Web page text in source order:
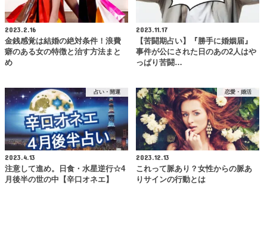
2023.2.16
金銭感覚は結婚の絶対条件！浪費
癖のある女の特徴と治す方法まと
め
2023.11.17
【苦闘期占い】『勝手に婚姻届』
事件が公にされた日のあの2人はや
っぱり苦闘…
占い・開運
2023.4.13
注意して進め。日食・水星逆行☆4
月後半の世の中【辛口オネエ】
恋愛・婚活
2023.12.13
これって脈あり？女性からの脈あ
りサインの行動とは